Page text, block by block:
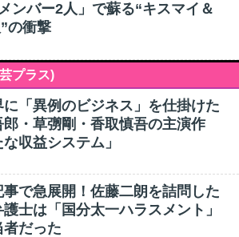
ンバー2人」で蘇る“キスマイ＆
の衝撃
プラス)
に「異例のビジネス」を仕掛けた
郎・草彅剛・香取慎吾の主演作
な収益システム」
事で急展開！佐藤二朗を詰問した
士は「国分太一ハラスメント」
者だった